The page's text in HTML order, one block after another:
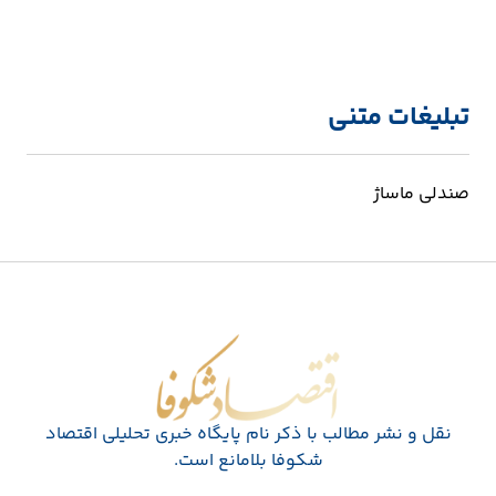
تبلیغات متنی
صندلی ماساژ
اقتصاد شکوفا
نقل و نشر مطالب با ذکر نام پايگاه خبری تحليلی اقتصاد
شکوفا بلامانع است.